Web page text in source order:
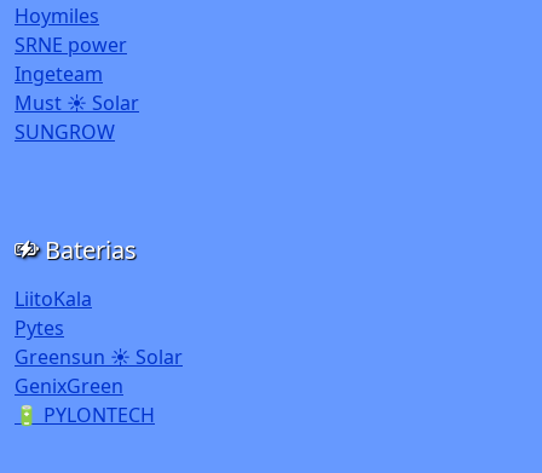
Hoymiles
SRNE power
Ingeteam
Must ☀️ Solar
SUNGROW
Baterias
LiitoKala
Pytes
Greensun ☀️ Solar
GenixGreen
🔋 PYLONTECH